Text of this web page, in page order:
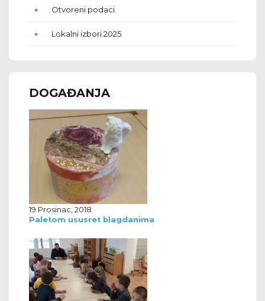
Otvoreni podaci
Lokalni izbori 2025
DOGAĐANJA
19 Prosinac, 2018
Paletom ususret blagdanima